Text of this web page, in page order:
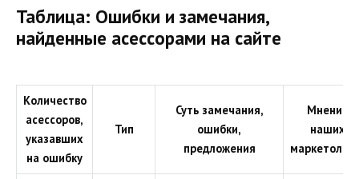
Таблица: Ошибки и замечания,
найденные асессорами на сайте
Количество
асессоров,
указавших
на ошибку
Тип
Суть замечания,
ошибки,
предложения
Мнение
наших